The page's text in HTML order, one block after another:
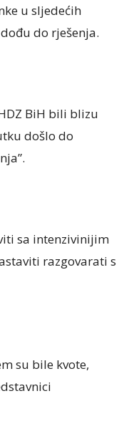
u sljedećih
do rješenja.
BiH bili blizu
došlo do
sa intenzivinijim
razgovarati s
su bile kvote,